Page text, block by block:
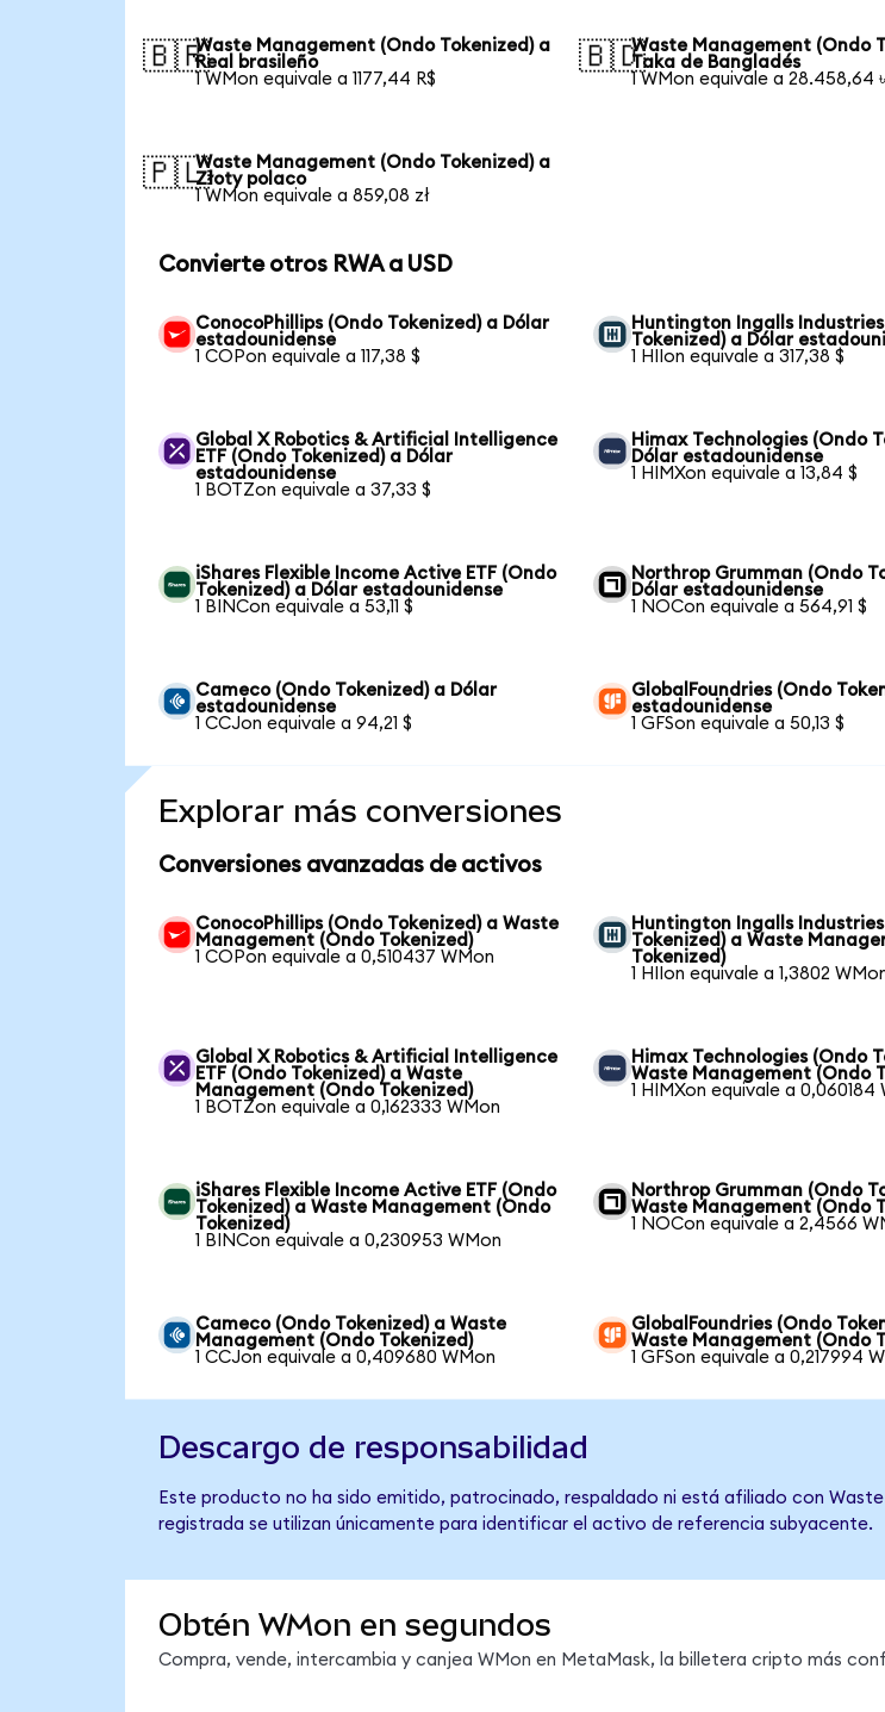
🇧🇷Waste Management (Ondo Tokenized) a
Real brasileño
1 WMon equivale a 1177,44 R$
🇧🇩Waste Management (Ondo
Taka de Bangladés
1 WMon equivale a 28.458,64 ৳
🇵🇱Waste Management (Ondo Tokenized) a
Złoty polaco
1 WMon equivale a 859,08 zł
Convierte otros RWA a USD
ConocoPhillips (Ondo Tokenized) a Dólar
estadounidense
1 COPon equivale a 117,38 $
Huntington Ingalls
Tokenized) a Dólar
1 HIIon equivale a 317,38 $
Global X Robotics & Artificial Intelligence
ETF (Ondo Tokenized) a Dólar
estadounidense
1 BOTZon equivale a 37,33 $
Himax Technologies (Ondo
Dólar estadounidense
1 HIMXon equivale a 13,84 $
iShares Flexible Income Active ETF (Ondo
Tokenized) a Dólar estadounidense
1 BINCon equivale a 53,11 $
Northrop Grumman (Ondo
Dólar estadounidense
1 NOCon equivale a 564,91 $
Cameco (Ondo Tokenized) a Dólar
estadounidense
1 CCJon equivale a 94,21 $
GlobalFoundries (Ondo
estadounidense
1 GFSon equivale a 50,13 $
Explorar más conversiones
Conversiones avanzadas de activos
ConocoPhillips (Ondo Tokenized) a Waste
Management (Ondo Tokenized)
1 COPon equivale a 0,510437 WMon
Huntington Ingalls
Tokenized) a Waste
Tokenized)
1 HIIon equivale a 1,3802
Global X Robotics & Artificial Intelligence
ETF (Ondo Tokenized) a Waste
Management (Ondo Tokenized)
1 BOTZon equivale a 0,162333 WMon
Himax Technologies (Ondo
Waste Management (Ondo
1 HIMXon equivale a 0,060184
iShares Flexible Income Active ETF (Ondo
Tokenized) a Waste Management (Ondo
Tokenized)
1 BINCon equivale a 0,230953 WMon
Northrop Grumman (Ondo
Waste Management (Ondo
1 NOCon equivale a 2,4566
Cameco (Ondo Tokenized) a Waste
Management (Ondo Tokenized)
1 CCJon equivale a 0,409680 WMon
GlobalFoundries (Ondo
Waste Management (Ondo
1 GFSon equivale a 0,217994
Descargo de responsabilidad
Este producto no ha sido emitido, patrocinado, respaldado ni está afiliado con
registrada se utilizan únicamente para identificar el activo de referencia subyacente.
Obtén WMon en segundos
Compra, vende, intercambia y canjea WMon en MetaMask, la billetera cripto más